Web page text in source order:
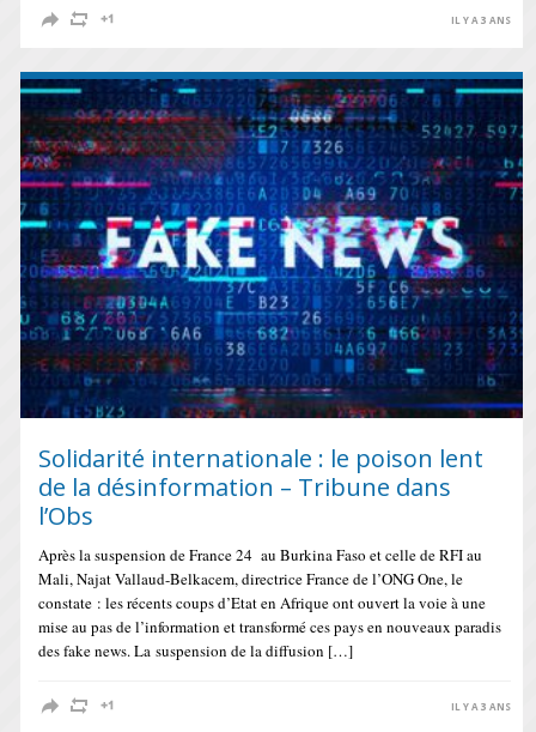
IL Y A 3 ANS
Solidarité internationale : le poison lent
de la désinformation – Tribune dans
l’Obs
Après la suspension de France 24 au Burkina Faso et celle de RFI au
Mali, Najat Vallaud-Belkacem, directrice France de l’ONG One, le
constate : les récents coups d’Etat en Afrique ont ouvert la voie à une
mise au pas de l’information et transformé ces pays en nouveaux paradis
des fake news. La suspension de la diffusion […]
IL Y A 3 ANS